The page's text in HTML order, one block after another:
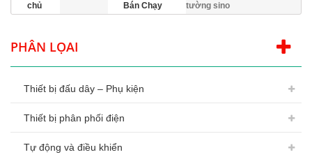
chủ
Bán Chạy
tường sino
PHÂN LỌAI
Thiết bị đấu dây – Phụ kiện
Thiết bị phân phối điện
Tự động và điều khiển